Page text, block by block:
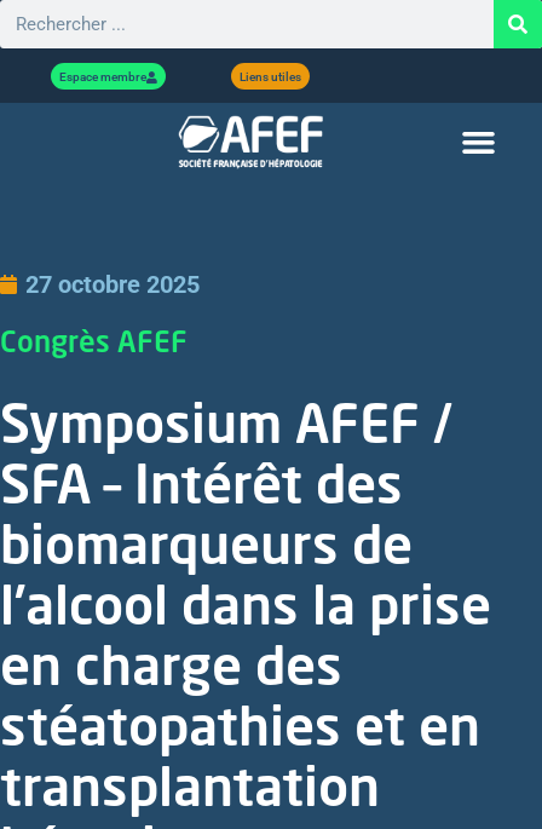
Espace membre Liens utiles
27 octobre 2025
Congrès AFEF
Symposium AFEF /
SFA – Intérêt des
biomarqueurs de
l’alcool dans la prise
en charge des
stéatopathies et en
transplantation